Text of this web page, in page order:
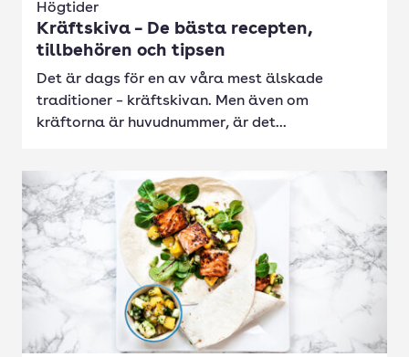
Högtider
Kräftskiva – De bästa recepten,
tillbehören och tipsen
Det är dags för en av våra mest älskade
traditioner – kräftskivan. Men även om
kräftorna är huvudnummer, är det...